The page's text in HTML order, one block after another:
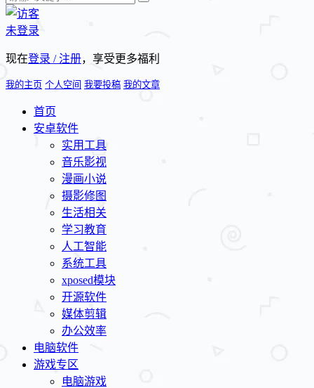
未登录
现在登录 / 注册，享受更多福利
我的主页 个人空间 我要投稿 我的文章
首页
安卓软件
实用工具
音乐影视
漫画小说
摄影修图
生活相关
学习教育
人工智能
系统工具
xposed模块
开源软件
媒体剪辑
办公效率
电脑软件
游戏专区
电脑游戏